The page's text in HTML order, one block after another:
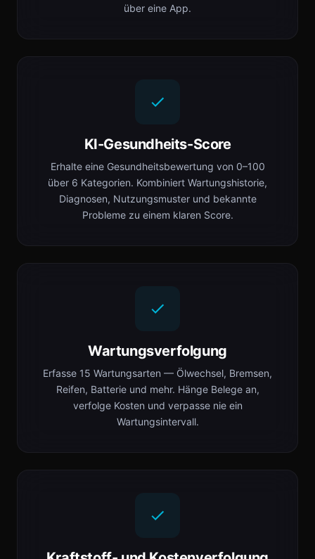
über eine App.
KI-Gesundheits-Score
Erhalte eine Gesundheitsbewertung von 0–100
über 6 Kategorien. Kombiniert Wartungshistorie,
Diagnosen, Nutzungsmuster und bekannte
Probleme zu einem klaren Score.
Wartungsverfolgung
Erfasse 15 Wartungsarten — Ölwechsel, Bremsen,
Reifen, Batterie und mehr. Hänge Belege an,
verfolge Kosten und verpasse nie ein
Wartungsintervall.